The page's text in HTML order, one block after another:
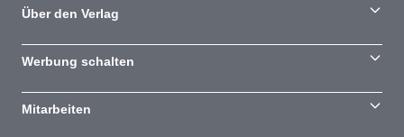
Über den Verlag
Werbung schalten
Mitarbeiten